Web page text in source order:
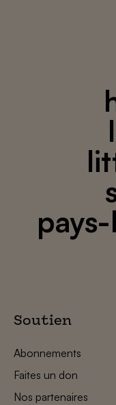
Soutien
Abonnements
Faites un don
Nos partenaires